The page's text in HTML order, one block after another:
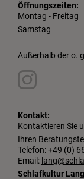
Öffnungszeiten:
Montag - Freitag
Samstag
Außerhalb der o.
Kontakt:
Kontaktieren Sie
Ihren
Telefon: +49 (0)
Email:
Schlafkultur